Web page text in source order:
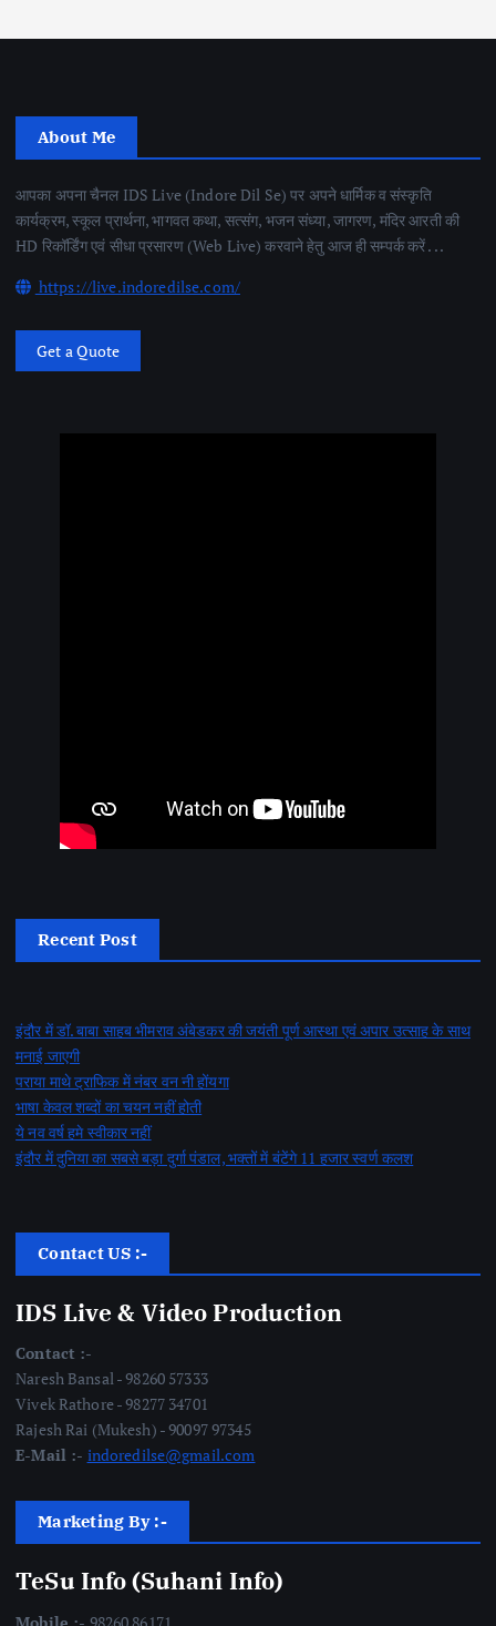
About Me
आपका अपना चैनल IDS Live (Indore Dil Se) पर अपने धार्मिक व संस्कृति
कार्यक्रम, स्कूल प्रार्थना, भागवत कथा, सत्संग, भजन संध्या, जागरण, मंदिर आरती की
HD रिकॉर्डिंग एवं सीधा प्रसारण (Web Live) करवाने हेतु आज ही सम्पर्क करें . . .
https://live.indoredilse.com/
Get a Quote
Recent Post
इंदौर में डॉ. बाबा साहब भीमराव अंबेडकर की जयंती पूर्ण आस्था एवं अपार उत्साह के साथ
मनाई जाएगी
पराया माथे ट्राफिक में नंबर वन नी होंयगा
भाषा केवल शब्दों का चयन नहीं होती
ये नव वर्ष हमे स्वीकार नहीं
इंदौर में दुनिया का सबसे बड़ा दुर्गा पंडाल, भक्तों में बंटेंगे 11 हजार स्वर्ण कलश
Contact US :-
IDS Live & Video Production
Contact :-
Naresh Bansal - 98260 57333
Vivek Rathore - 98277 34701
Rajesh Rai (Mukesh) - 90097 97345
E-Mail :- indoredilse@gmail.com
Marketing By :-
TeSu Info (Suhani Info)
Mobile :- 98260 86171